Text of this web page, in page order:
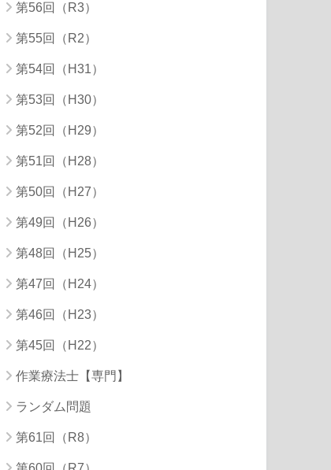
第56回（R3）
第55回（R2）
第54回（H31）
第53回（H30）
第52回（H29）
第51回（H28）
第50回（H27）
第49回（H26）
第48回（H25）
第47回（H24）
第46回（H23）
第45回（H22）
作業療法士【専門】
ランダム問題
第61回（R8）